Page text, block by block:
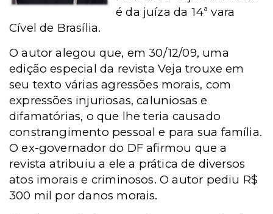
é da juíza da 14ª vara
Cível de Brasília.
O autor alegou que, em 30/12/09, uma
edição especial da revista Veja trouxe em
seu texto várias agressões morais, com
expressões injuriosas, caluniosas e
difamatórias, o que lhe teria causado
constrangimento pessoal e para sua família.
O ex-governador do DF afirmou que a
revista atribuiu a ele a prática de diversos
atos imorais e criminosos. O autor pediu R$
300 mil por danos morais.